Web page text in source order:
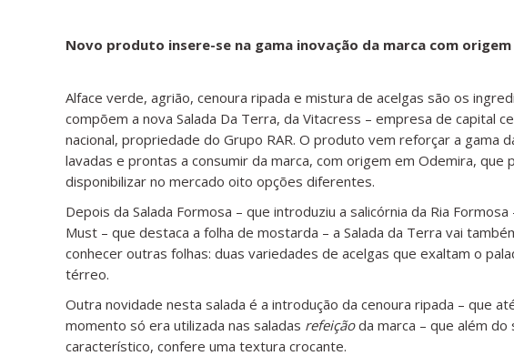
Novo produto insere-se na gama inovação da marca com
Alface verde, agrião, cenoura ripada e mistura de acelgas são os
compõem a nova Salada Da Terra, da Vitacress – empresa de capital
nacional, propriedade do Grupo RAR. O produto vem reforçar a gama
lavadas e prontas a consumir da marca, com origem em Odemira, que
disponibilizar no mercado oito opções diferentes.
Depois da Salada Formosa – que introduziu a salicórnia da Ria Formosa
Must – que destaca a folha de mostarda – a Salada da Terra vai
conhecer outras folhas: duas variedades de acelgas que exaltam o
térreo.
Outra novidade nesta salada é a introdução da cenoura ripada – que
momento só era utilizada nas saladas refeiçãoda marca – que além do
característico, confere uma textura crocante.